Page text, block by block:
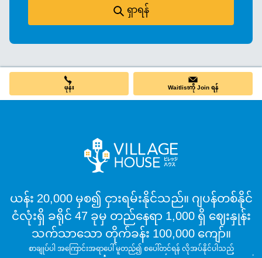
ရှာရန်
ဖုန်း Waitlistကို Join ရန်
ယန်း 20,000 မှစ၍ ငှားရမ်းနိုင်သည်။ ဂျပန်တစ်နိုင်
ငံလုံးရှိ ခရိုင် 47 ခုမှ တည်နေရာ 1,000 ရှိ ဈေးနှုန်း
သက်သာသော တိုက်ခန်း 100,000 ကျော်။
စာချုပ်ပါ အကြောင်းအရာပေါ် မူတည်၍ စပေါ်တင်ရန် လိုအပ်နိုင်ပါသည်